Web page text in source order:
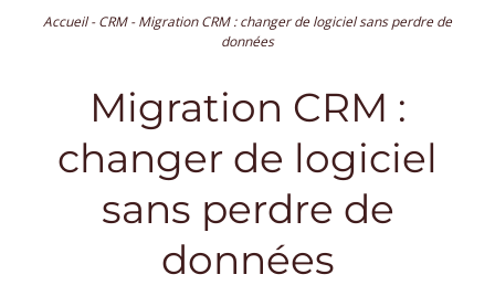
Accueil-CRM-Migration CRM : changer de logiciel sans perdre de
données
Migration CRM :
changer de logiciel
sans perdre de
données